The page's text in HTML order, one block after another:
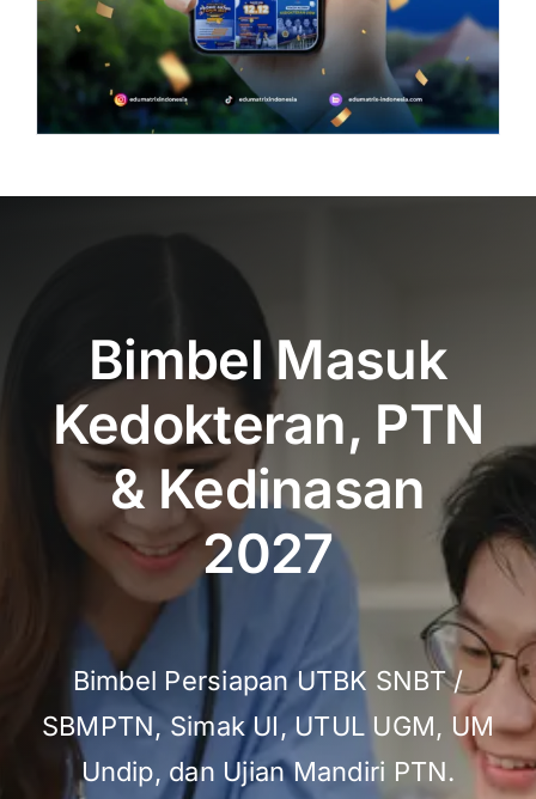
Bimbel Masuk
Kedokteran, PTN
& Kedinasan
2027
Bimbel Persiapan UTBK SNBT /
SBMPTN, Simak UI, UTUL UGM, UM
Undip, dan Ujian Mandiri PTN.